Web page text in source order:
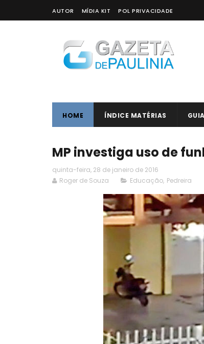
AUTOR MÍDIA KIT POL PRIVACIDADE
HOME ÍNDICE MATÉRIAS
MP investiga uso de
quinta-feira, 28 de janeiro de 2016
Roger de Souza
Educação, Pedreira